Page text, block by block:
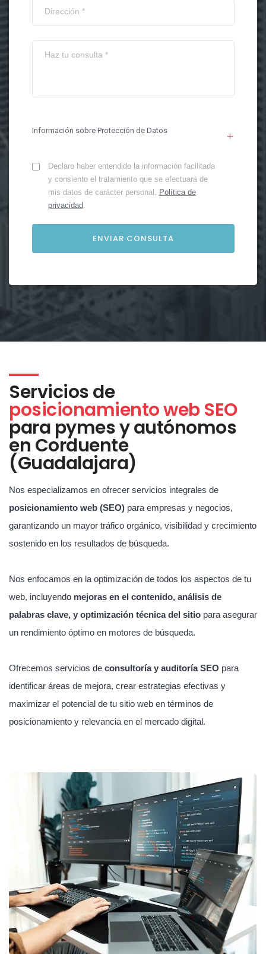
Información sobre Protección de Datos
Declaro haber entendido la información facilitada
y consiento el tratamiento que se efectuará de
mis datos de carácter personal. Política de
privacidad.
Servicios de
posicionamiento web SEO
para pymes y autónomos
en Corduente
(Guadalajara)
Nos especializamos en ofrecer servicios integrales de
posicionamiento web (SEO) para empresas y negocios,
garantizando un mayor tráfico orgánico, visibilidad y crecimiento
sostenido en los resultados de búsqueda.
Nos enfocamos en la optimización de todos los aspectos de tu
web, incluyendo mejoras en el contenido, análisis de
palabras clave, y optimización técnica del sitio para asegurar
un rendimiento óptimo en motores de búsqueda.
Ofrecemos servicios de consultoría y auditoría SEO para
identificar áreas de mejora, crear estrategias efectivas y
maximizar el potencial de tu sitio web en términos de
posicionamiento y relevancia en el mercado digital.